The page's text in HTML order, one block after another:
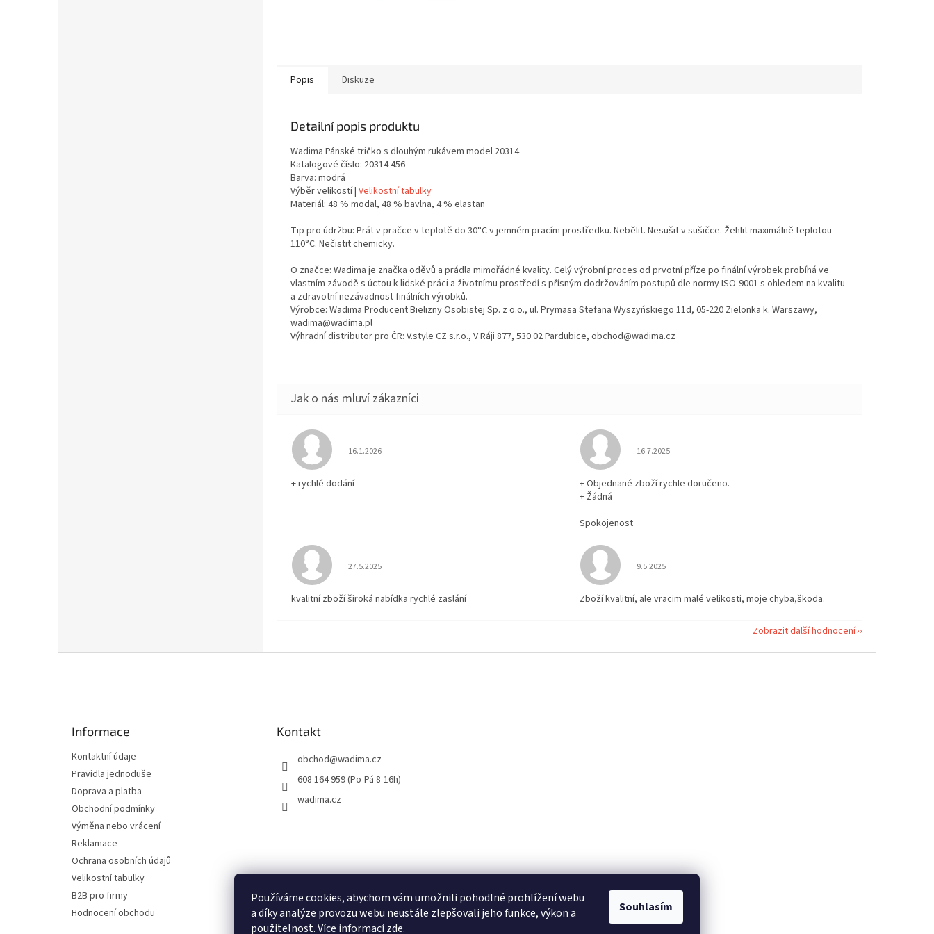
Používáme cookies, abychom vám umožnili pohodlné prohlížení webu
a díky analýze provozu webu neustále zlepšovali jeho funkce, výkon a
použitelnost. Více informacízde.
Souhlasím
Popis Diskuze
Detailní popis produktu
Wadima Pánské tričko s dlouhým rukávem model 20314
Katalogové číslo: 20314 456
Barva: modrá
Výběr velikostí | Velikostní tabulky
Materiál: 48 % modal, 48 % bavlna, 4 % elastan
Tip pro údržbu: Prát v pračce v teplotě do 30°C v jemném pracím prostředku. Nebělit. Nesušit v sušičce. Žehlit maximálně teplotou
110°C. Nečistit chemicky.
O značce: Wadima je značka oděvů a prádla mimořádné kvality. Celý výrobní proces od prvotní příze po finální výrobek probíhá ve
vlastním závodě s úctou k lidské práci a životnímu prostředí s přísným dodržováním postupů dle normy ISO-9001 s ohledem na kvalitu
a zdravotní nezávadnost finálních výrobků.
Výrobce: Wadima Producent Bielizny Osobistej Sp. z o.o., ul. Prymasa Stefana Wyszyńskiego 11d, 05-220 Zielonka k. Warszawy,
wadima@wadima.pl
Výhradní distributor pro ČR: V.style CZ s.r.o., V Ráji 877, 530 02 Pardubice, obchod@wadima.cz
Hodnocení obchodu je 5 z 5 hvězdiček.
16.1.2026
+ rychlé dodání
Hodnocení obchodu je 5 z 5 hvězdiček.
16.7.2025
+ Objednané zboží rychle doručeno.
+ Žádná
Spokojenost
Hodnocení obchodu je 5 z 5 hvězdiček.
27.5.2025
kvalitní zboží široká nabídka rychlé zaslání
Hodnocení obchodu je 5 z 5 hvězdiček.
9.5.2025
Zboží kvalitní, ale vracim malé velikosti, moje chyba,škoda.
Zobrazit další hodnocení
Informace
Kontaktní údaje
Pravidla jednoduše
Doprava a platba
Obchodní podmínky
Výměna nebo vrácení
Reklamace
Ochrana osobních údajů
Velikostní tabulky
B2B pro firmy
Hodnocení obchodu
Kontakt
obchod@wadima.cz
608 164 959 (Po-Pá 8-16h)
wadima.cz